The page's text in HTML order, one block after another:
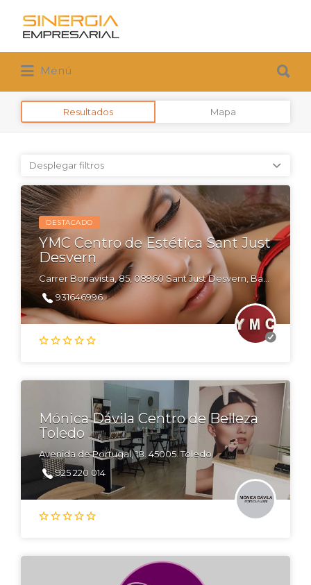
Buscar
por:
Menú
por:
Resultados Mapa
Desplegar filtros
DESTACADO
YMC Centro de Estética Sant Just
Desvern
Carrer Bonavista, 85, 08960 Sant Just Desvern, Barcelona
931646996
Mónica Dávila Centro de Belleza
Toledo
Avenida de Portugal, 18. 45005. Toledo
925 220 014